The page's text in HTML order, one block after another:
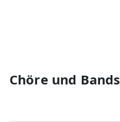
Chöre und Bands